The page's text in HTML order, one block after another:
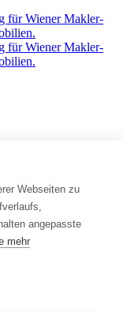
Webseiten zu
angepasste
mehr